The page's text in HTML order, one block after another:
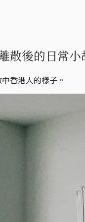
散後的日常小
香港人的樣子。